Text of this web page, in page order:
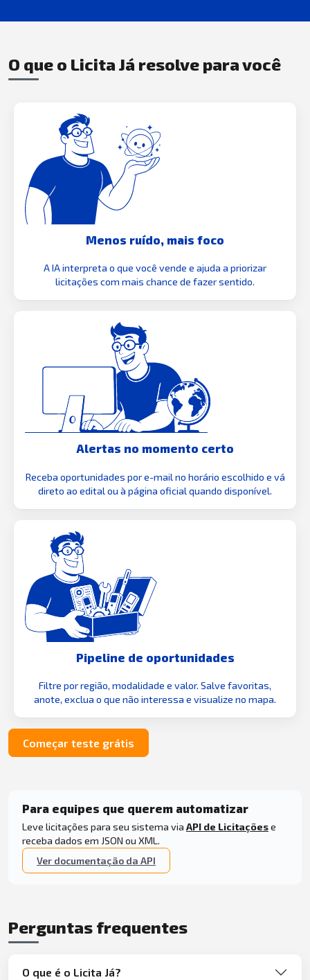
O que o Licita Já resolve para você
Menos ruído, mais foco
A IA interpreta o que você vende e ajuda a priorizar
licitações com mais chance de fazer sentido.
Alertas no momento certo
Receba oportunidades por e-mail no horário escolhido e vá
direto ao edital ou à página oficial quando disponível.
Pipeline de oportunidades
Filtre por região, modalidade e valor. Salve favoritas,
anote, exclua o que não interessa e visualize no mapa.
Começar teste grátis
Para equipes que querem automatizar
Leve licitações para seu sistema via API de Licitaçõese
receba dados em JSON ou XML.
Ver documentação da API
Perguntas frequentes
O que é o Licita Já?